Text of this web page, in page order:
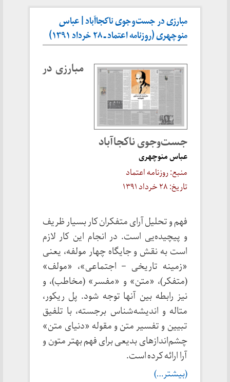
مبارزی در جست‌وجوی ناکجاآباد | عباس
منوچهری (روزنامه اعتماد ـ ۲۸ خرداد ۱۳۹۱)
مبارزی در
جست‌وجوی ناکجاآباد
عباس منوچهری
منبع: روزنامه اعتماد
تاریخ: ۲۸ خرداد ۱۳۹۱
فهم و تحلیل آرای متفکران کار بسیار ظریف
و پیچیده‌یی است. در انجام این کار لازم
است به نقش و جایگاه چهار مولفه، یعنی
«زمینه تاریخی – اجتماعی»، «مولف»
(متفکر)، «متن» و «مفسر» (مخاطب)، و
نیز رابطه بین آنها توجه شود. پل ریکور،
متاله و اندیشه‌شناس برجسته، با تلفیق
تبیین و تفسیر متن و مقوله «دنیای متن»
چشم‌اندازهای بدیعی برای فهم بهتر متون و
آرا ارائه کرده است.
(بیشتر…)